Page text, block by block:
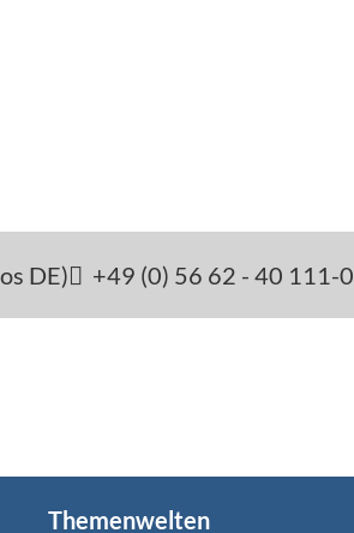
DE) +49 (0) 56 62 - 40 111-0
Themenwelten